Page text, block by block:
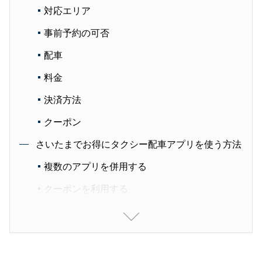
対応エリア
事前予約の可否
配車
料金
決済方法
クーポン
さいたまでお得にタクシー配車アプリを使う方法
複数のアプリを併用する
クーポンを利用する
クーポンを利用する
さいたまでおすすめのタクシー配車アプリまとめ